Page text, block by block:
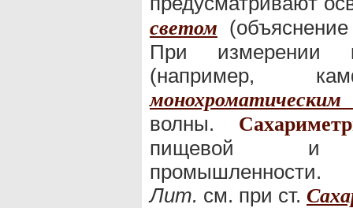
светом
При измерении
(например,
волны.
пищевой и
промышленности.
Лит. см. при ст.